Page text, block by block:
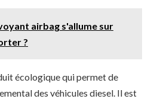
airbag s'allume sur
?
écologique qui permet de
des véhicules diesel. Il est